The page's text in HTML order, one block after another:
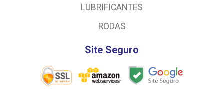
LUBRIFICANTES
RODAS
Site Seguro